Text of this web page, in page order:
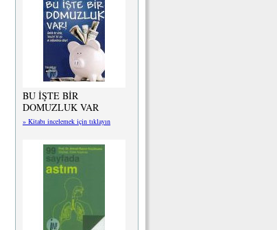
BU İŞTE BİR
DOMUZLUK VAR
» Kitabı incelemek için tıklayın